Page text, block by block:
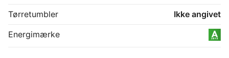
Tørretumbler
Ikke angivet
Energimærke